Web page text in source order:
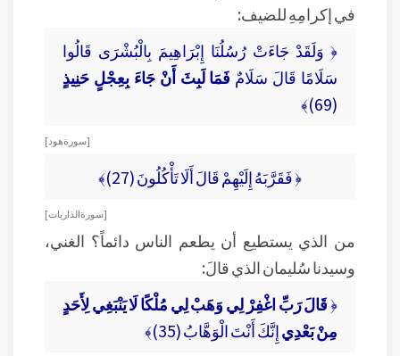
في إكرامِهِ للضيف:
﴿ وَلَقَدْ جَاءَتْ رُسُلُنَا إِبْرَاهِيمَ بِالْبُشْرَى قَالُوا
سَلَامًا قَالَ سَلَامٌ فَمَا لَبِثَ أَنْ جَاءَ بِعِجْلٍ حَنِيذٍ
(69)﴾
[ سورة هود ]
﴿ فَقَرَّبَهُ إِلَيْهِمْ قَالَ أَلَا تَأْكُلُونَ (27)﴾
[ سورة الذاريات ]
من الذي يستطيع أن يطعم الناس دائماً؟ الغني،
وسيدنا سُليمان الذي قالَ:
﴿قَالَ رَبِّ اغْفِرْ لِي وَهَبْ لِي مُلْكًا لَا يَنْبَغِي لِأَحَدٍ
مِنْ بَعْدِيإِنَّكَ أَنْتَ الْوَهَّابُ (35)﴾